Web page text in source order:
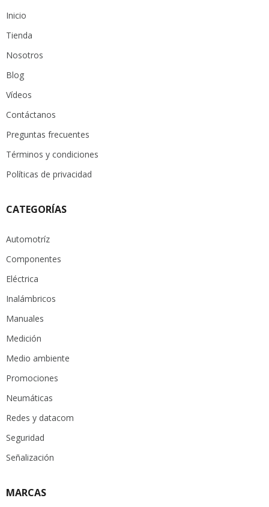
Inicio
Tienda
Nosotros
Blog
Vídeos
Contáctanos
Preguntas frecuentes
Términos y condiciones
Políticas de privacidad
CATEGORÍAS
Automotríz
Componentes
Eléctrica
Inalámbricos
Manuales
Medición
Medio ambiente
Promociones
Neumáticas
Redes y datacom
Seguridad
Señalización
MARCAS